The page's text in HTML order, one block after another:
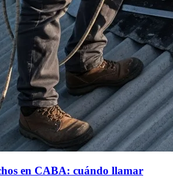
en CABA: cuándo llamar